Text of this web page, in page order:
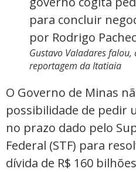
Gustavo Valadares
reportagem da Itatiaia
O Governo de Minas
possibilidade de pedir
no prazo dado pelo
Federal (STF) para
dívida de R$ 160